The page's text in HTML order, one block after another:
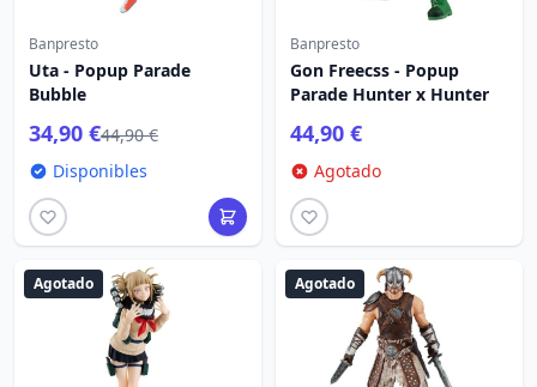
Banpresto
Uta - Popup Parade
Bubble
34,90 €44,90 €
Disponibles
Banpresto
Gon Freecss - Popup
Parade Hunter x Hunter
44,90 €
Agotado
Agotado Agotado